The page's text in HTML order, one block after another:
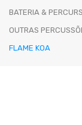
GUITARRAS &
BATERIA &
OUTRAS
FLAME KOA